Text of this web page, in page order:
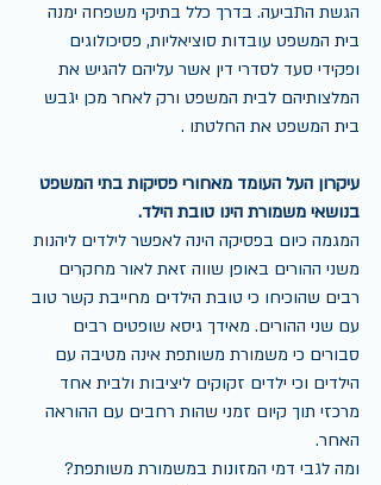
הגשת התביעה. בדרך כלל בתיקי משפחה ימנה
בית המשפט עובדות סוציאליות, פסיכולוגים
ופקידי סעד לסדרי דין אשר עליהם להגיש את
המלצותיהם לבית המשפט ורק לאחר מכן יגבש
בית המשפט את החלטתו .
עיקרון העל העומד מאחורי פסיקות בתי המשפט
בנושאי משמורת הינו טובת הילד.
המגמה כיום בפסיקה הינה לאפשר לילדים ליהנות
משני ההורים באופן שווה זאת לאור מחקרים
רבים שהוכיחו כי טובת הילדים מחייבת קשר טוב
עם שני ההורים. מאידך גיסא שופטים רבים
סבורים כי משמורת משותפת אינה מטיבה עם
הילדים וכי ילדים זקוקים ליציבות ולבית אחד
מרכזי תוך קיום זמני שהות רחבים עם ההוראה
האחר.
ומה לגבי דמי המזונות במשמורת משותפת?